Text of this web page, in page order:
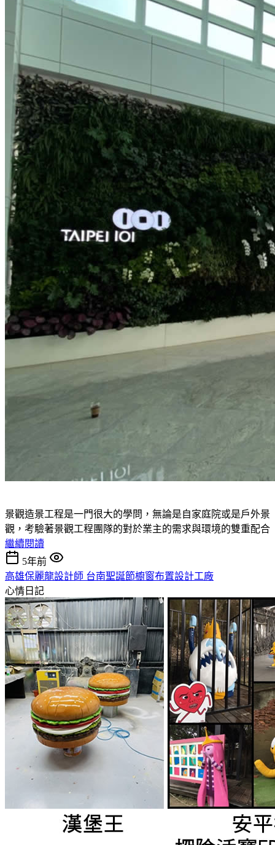
景觀造景工程是一門很大的學問，無論是自家庭院或是戶外景
觀，考驗著景觀工程團隊的對於業主的需求與環境的雙重配合
繼續閱讀
5年前
高雄保麗龍設計師 台南聖誕節櫥窗布置設計工廠
心情日記